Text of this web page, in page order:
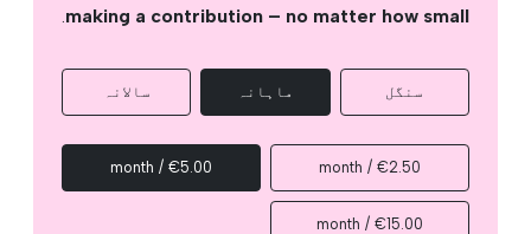
making a contribution – no matter how small
.
سنگل ماہانہ سالانہ
€2.50 / month
€5.00 / month
€15.00 / month